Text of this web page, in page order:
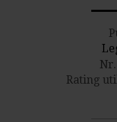
Rating